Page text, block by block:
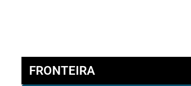
FRONTEIRA